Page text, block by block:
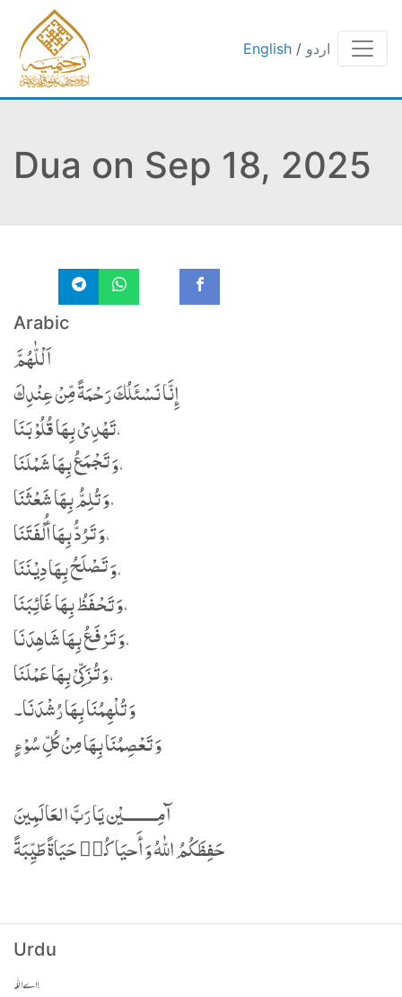
English / اردو
Dua on Sep 18, 2025
Arabic
تَھْدِیْ بِھَا قُلُوْبَنَا،
وَ تَجْمَعُ بِھَا شَمْلَنَا،
وَ تُلِمُّ بِھَا شَعْثَنَا،
وَ تَرُدُّ بِھَا أُلْفَتَنَا،
وَ تَصْلَحُ بِھَا دِیْنَنَا،
وَ تَحْفَظُ بِھَا غَائِبَنَا،
وَ تَرْفَعُ بِھَا شَاھِدَنَا،
وَ تُزَکِّیْ بِھَا عَمْلَنَا،
Urdu
اے اللّٰہ!